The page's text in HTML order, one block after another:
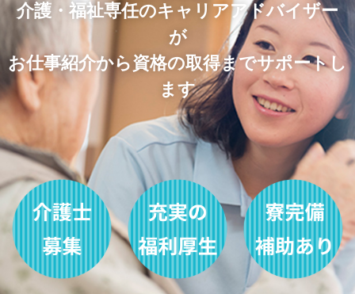
介護・福祉専任のキャリアアドバイザー
が
お仕事紹介から資格の取得までサポートし
ます